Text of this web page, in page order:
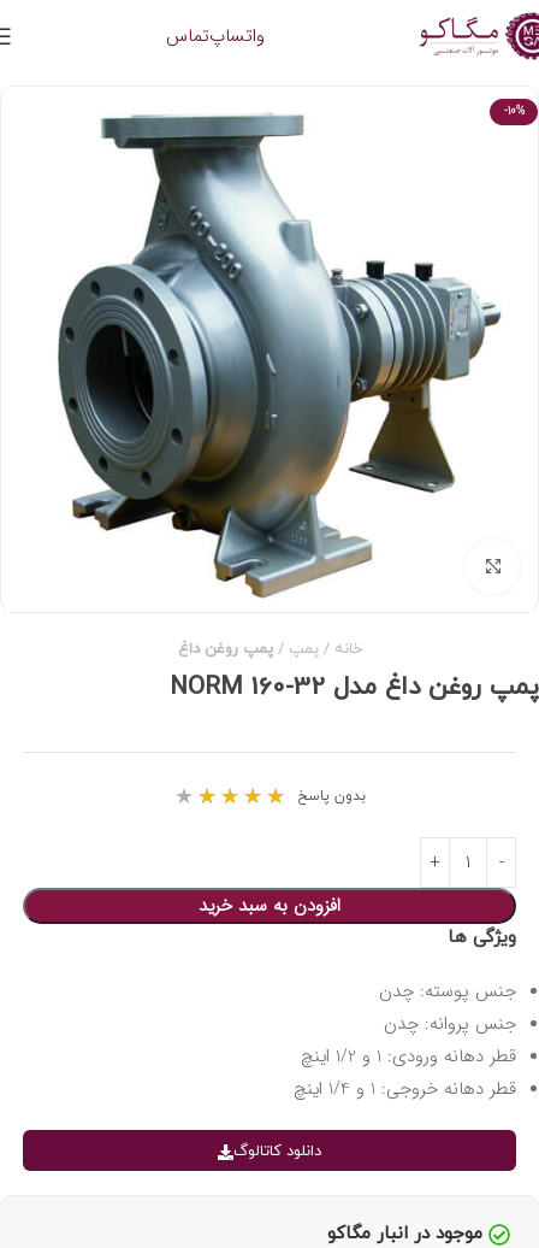
واتساپتماس
-10%
برای بزرگنمایی کلیک کنید
خانه پمپ پمپ روغن داغ
پمپ روغن داغ مدل 32-160 NORM
بدون پاسخ ★
★
★
★
★
افزودن به سبد خرید
ویژگی ها
جنس پوسته: چدن
جنس پروانه: چدن
قطر دهانه ورودی: 1 و 1/2 اینچ
قطر دهانه خروجی: 1 و 1/4 اینچ
دانلود کاتالوگ
موجود در انبار مگاکو